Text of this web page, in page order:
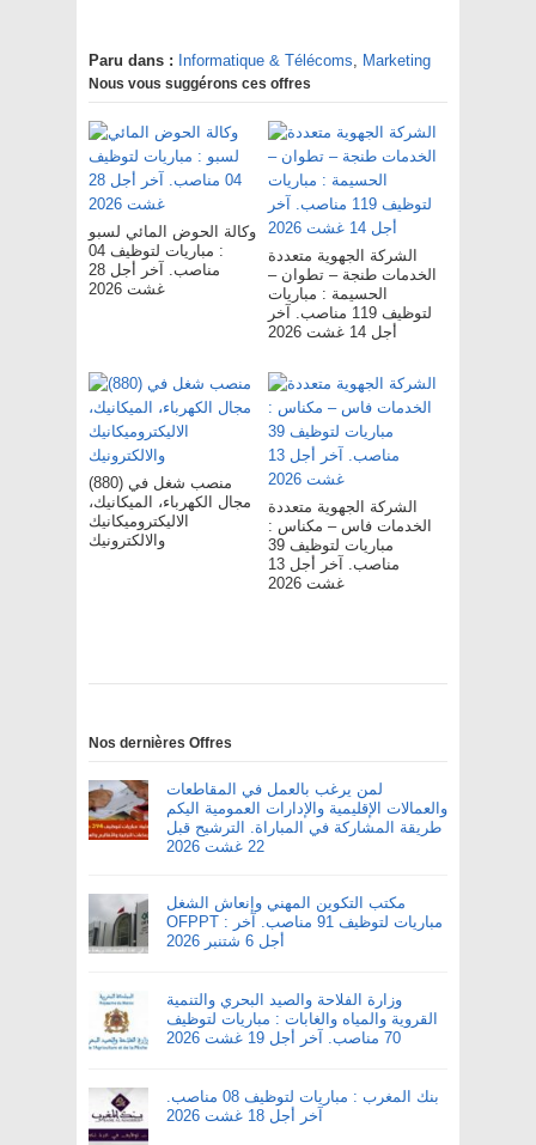
Paru dans : Informatique & Télécoms, Marketing
Nous vous suggérons ces offres
وكالة الحوض المائي لسبو
: مباريات لتوظيف 04
مناصب. آخر أجل 28
غشت 2026
الشركة الجهوية متعددة
الخدمات طنجة – تطوان –
الحسيمة : مباريات
لتوظيف 119 مناصب. آخر
أجل 14 غشت 2026
(880) منصب شغل في
مجال الكهرباء، الميكانيك،
الاليكتروميكانيك
والالكترونيك
الشركة الجهوية متعددة
الخدمات فاس – مکناس :
مباريات لتوظيف 39
مناصب. آخر أجل 13
غشت 2026
Nos dernières Offres
لمن يرغب بالعمل في المقاطعات
والعمالات الإقليمية والإدارات العمومية اليكم
طريقة المشاركة في المباراة. الترشيح قبل
22 غشت 2026
مكتب التكوين المهني وإنعاش الشغل
OFPPT : مباريات لتوظيف 91 مناصب. آخر
أجل 6 شتنبر 2026
وزارة الفلاحة والصيد البحري والتنمية
القروية والمياه والغابات : مباريات لتوظيف
70 مناصب. آخر أجل 19 غشت 2026
بنك المغرب : مباريات لتوظيف 08 مناصب.
آخر أجل 18 غشت 2026